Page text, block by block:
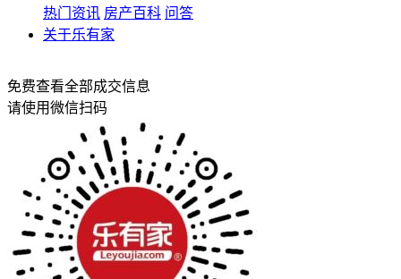
热门资讯 房产百科 问答
关于乐有家
免费查看全部成交信息
请使用微信扫码